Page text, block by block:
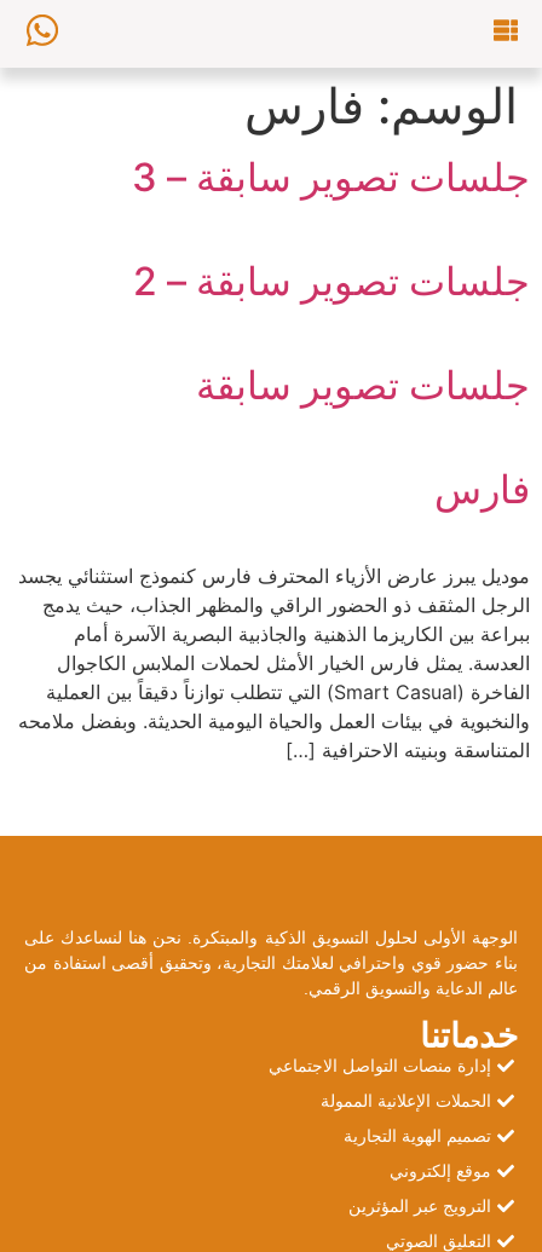
الوسم: فارس
جلسات تصوير سابقة – 3
جلسات تصوير سابقة – 2
جلسات تصوير سابقة
فارس
موديل يبرز عارض الأزياء المحترف فارس كنموذج استثنائي يجسد
الرجل المثقف ذو الحضور الراقي والمظهر الجذاب، حيث يدمج
ببراعة بين الكاريزما الذهنية والجاذبية البصرية الآسرة أمام
العدسة. يمثل فارس الخيار الأمثل لحملات الملابس الكاجوال
الفاخرة (Smart Casual) التي تتطلب توازناً دقيقاً بين العملية
والنخبوية في بيئات العمل والحياة اليومية الحديثة. وبفضل ملامحه
المتناسقة وبنيته الاحترافية […]
الوجهة الأولى لحلول التسويق الذكية والمبتكرة. نحن هنا لنساعدك على
بناء حضور قوي واحترافي لعلامتك التجارية، وتحقيق أقصى استفادة من
عالم الدعاية والتسويق الرقمي.
خدماتنا
إدارة منصات التواصل الاجتماعي
الحملات الإعلانية الممولة
تصميم الهوية التجارية
موقع إلكتروني
الترويج عبر المؤثرين
التعليق الصوتي